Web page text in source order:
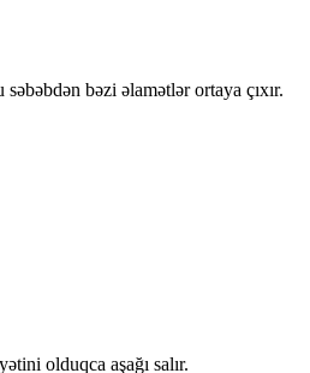
bəzi əlamətlər ortaya çıxır.
olduqca aşağı salır.